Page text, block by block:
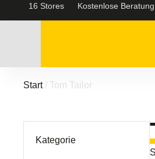
16 Stores Kostenlose Beratung
Start/ Tom Tailor
Kategorie